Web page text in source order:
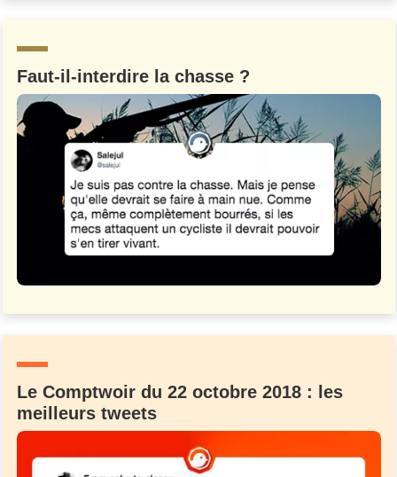
Faut-il-interdire la chasse ?
Le Comptwoir du 22 octobre 2018 : les
meilleurs tweets
C'EST PARTI